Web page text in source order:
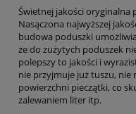
Świetnej jakości oryginalna
Nasączona najwyższej
budowa poduszki
że do zużytych poduszek
polepszy to jakości i
nie przyjmuje już tuszu, nie
powierzchni pieczątki, co
zalewaniem liter itp.